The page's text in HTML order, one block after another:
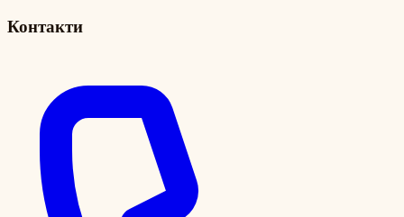
Контакти